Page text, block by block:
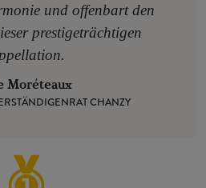
und offenbart den
prestigeträchtigen
Moréteaux
CHANZY